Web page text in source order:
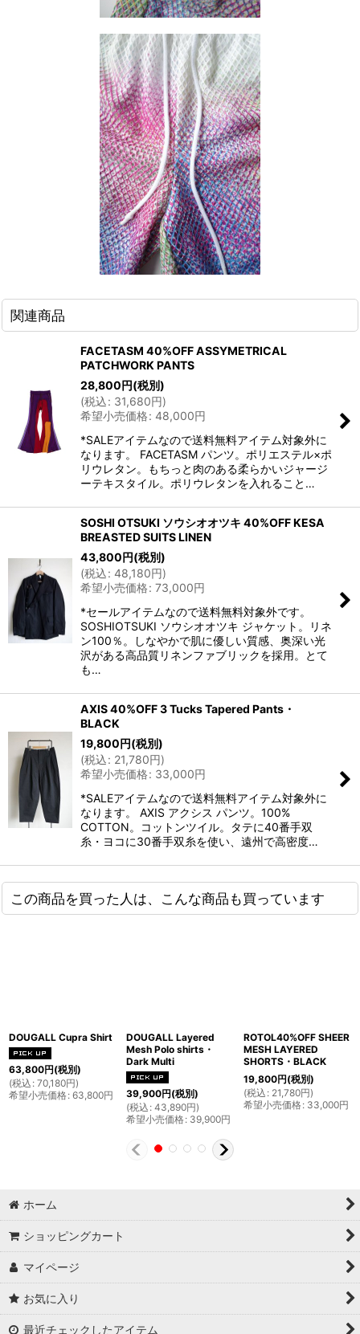
関連商品
FACETASM 40%OFF ASSYMETRICAL
PATCHWORK PANTS
28,800円(税別)
(税込: 31,680円)
希望小売価格: 48,000円
*SALEアイテムなので送料無料アイテム対象外に
なります。 FACETASM パンツ。ポリエステル×ポ
リウレタン。もちっと肉のある柔らかいジャージ
ーテキスタイル。ポリウレタンを入れること…
SOSHI OTSUKI ソウシオオツキ 40%OFF KESA
BREASTED SUITS LINEN
43,800円(税別)
(税込: 48,180円)
希望小売価格: 73,000円
*セールアイテムなので送料無料対象外です。
SOSHIOTSUKI ソウシオオツキ ジャケット。リネ
ン100％。しなやかで肌に優しい質感、奥深い光
沢がある高品質リネンファブリックを採用。とて
も…
AXIS 40%OFF 3 Tucks Tapered Pants・
BLACK
19,800円(税別)
(税込: 21,780円)
希望小売価格: 33,000円
*SALEアイテムなので送料無料アイテム対象外に
なります。 AXIS アクシス パンツ。100%
COTTON。コットンツイル。タテに40番手双
糸・ヨコに30番手双糸を使い、遠州で高密度…
この商品を買った人は、こんな商品も買っています
DOUGALL Cupra Shirt
63,800円(税別)
(税込 : 70,180円)
希望小売価格: 63,800円
DOUGALL Layered
Mesh Polo shirts・
Dark Multi
39,900円(税別)
(税込 : 43,890円)
希望小売価格: 39,900円
ROTOL40%OFF SHEER
MESH LAYERED
SHORTS・BLACK
19,800円(税別)
(税込 : 21,780円)
希望小売価格: 33,000円
ホーム
ショッピングカート
マイページ
お気に入り
最近チェックしたアイテム